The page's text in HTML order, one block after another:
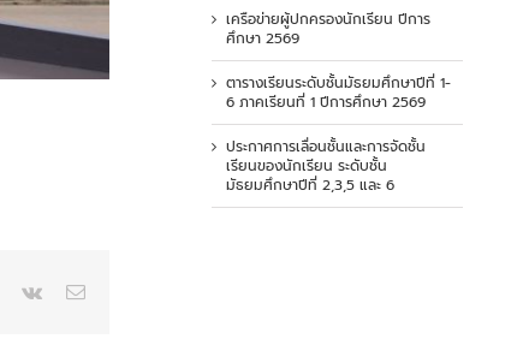
Pinterest
Vk Email
เครือข่ายผู้ปกครองนักเรียน ปีการ
ศึกษา 2569
ตารางเรียนระดับชั้นมัธยมศึกษาปีที่ 1-
6 ภาคเรียนที่ 1 ปีการศึกษา 2569
ประกาศการเลื่อนชั้นและการจัดชั้น
เรียนของนักเรียน ระดับชั้น
มัธยมศึกษาปีที่ 2,3,5 และ 6